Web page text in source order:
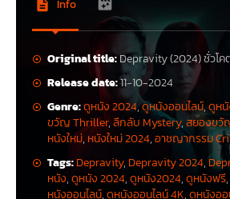
Info
Original title:Depravity (2024) ชั่วโค
Release date:11-10-2024
Genre:ดูหนัง 2024,ดูหนังออนไลน์,ดูหนั
ขวัญ Thriller,ลึกลับ Mystery,สยองขวั
หนังใหม่, หนังใหม่ 2024,อาชญากรรม
Tags:Depravity, Depravity 2024,
หนัง,ดูหนัง 2024,ดูหนัง2024,ดูหนังฟรี
หนังออนไลน์,ดูหนังออนไลน์ 4K,ดูหนังออ